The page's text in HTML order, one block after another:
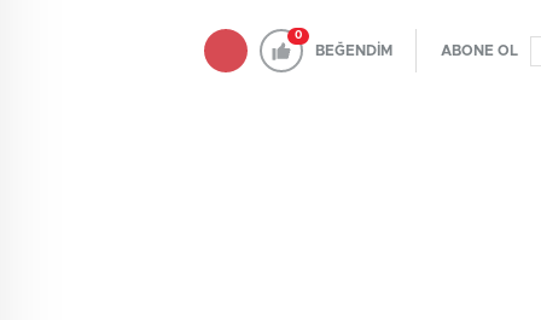
0
BEĞENDİM ABONE OL